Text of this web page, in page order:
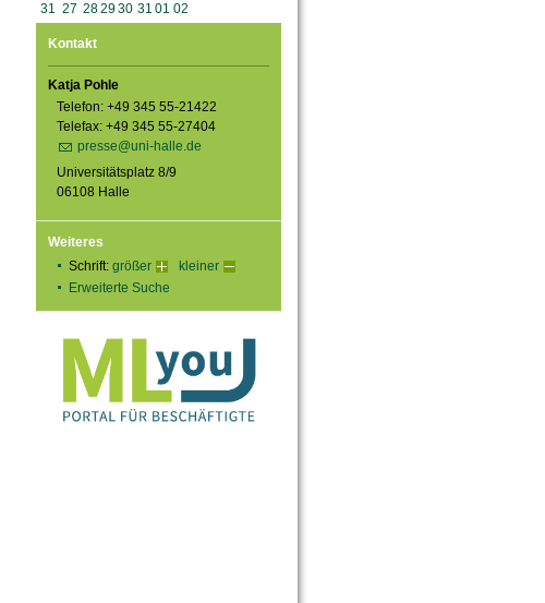
31 27 282930 31 01 02
Kontakt
Katja Pohle
Telefon: +49 345 55-21422
Telefax: +49 345 55-27404
presse@uni-halle.de
Universitätsplatz 8/9
06108 Halle
Weiteres
Schrift: größer
kleiner
Erweiterte Suche